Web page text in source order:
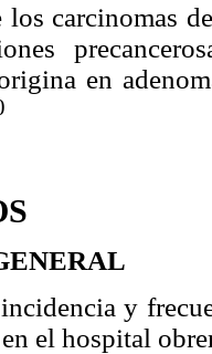
los carcinomas
en
y
el hospital